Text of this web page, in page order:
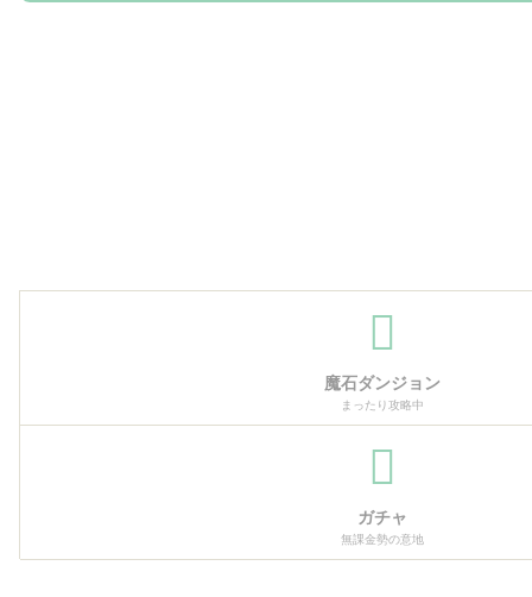
魔石ダンジョン
まったり攻略中
ガチャ
無課金勢の意地